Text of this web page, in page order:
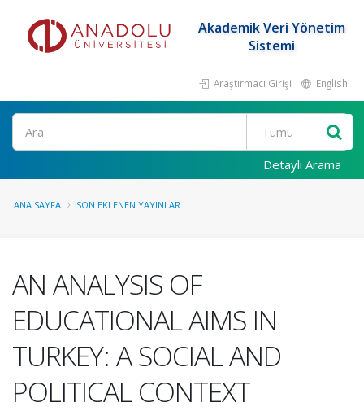
Akademik Veri Yönetim
Sistemi
Araştırmacı Girişi English
Ara
Detaylı Arama
ANA SAYFA SON EKLENEN YAYINLAR
AN ANALYSIS OF
EDUCATIONAL AIMS IN
TURKEY: A SOCIAL AND
POLITICAL CONTEXT